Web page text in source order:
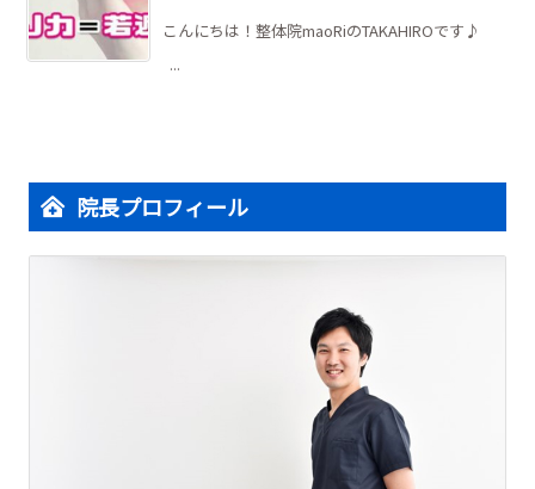
こんにちは！整体院maoRiのTAKAHIROです♪
...
院長プロフィール